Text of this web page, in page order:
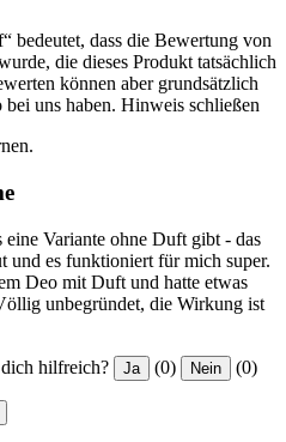
bedeutet, dass die Bewertung von
die dieses Produkt tatsächlich
können aber grundsätzlich
uns haben. Hinweis schließen
eine Variante ohne Duft gibt - das
und es funktioniert für mich super.
Deo mit Duft und hatte etwas
unbegründet, die Wirkung ist
hilfreich? Ja (0) Nein (0)